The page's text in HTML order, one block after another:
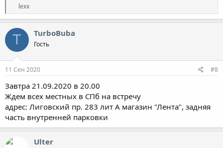
Р
е
а
к
ц
и
:
lexx
T TurboBuba
Гость
11 Сен 2020 #8
Завтра 21.09.2020 в 20.00
Ждем всех местных в СПб на встречу
адрес: Лиговский пр. 283 лит А магазин "Лента", задняя
часть внутренней парковки
Ulter